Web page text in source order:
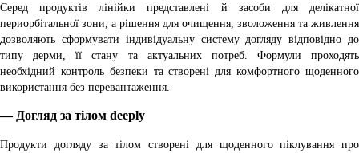
Серед продуктів лінійки представлені й засоби для делікатної
периорбітальної зони, а рішення для очищення, зволоження та живлення
дозволяють сформувати індивідуальну систему догляду відповідно до
типу дерми, її стану та актуальних потреб. Формули проходять
необхідний контроль безпеки та створені для комфортного щоденного
використання без перевантаження.
— Догляд за тілом deeply
Продукти догляду за тілом створені для щоденного піклування про